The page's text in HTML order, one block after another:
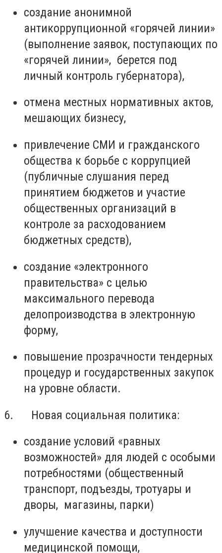
создание анонимной
антикоррупционной «горячей линии»
(выполнение заявок, поступающих по
«горячей линии», берется под
личный контроль губернатора),
отмена местных нормативных актов,
мешающих бизнесу,
привлечение СМИ и гражданского
общества к борьбе с коррупцией
(публичные слушания перед
принятием бюджетов и участие
общественных организаций в
контроле за расходованием
бюджетных средств),
создание «электронного
правительства» с целью
максимального перевода
делопроизводства в электронную
форму,
повышение прозрачности тендерных
процедур и государственных закупок
на уровне области.
6. Новая социальная политика:
создание условий «равных
возможностей» для людей с особыми
потребностями (общественный
транспорт, подъезды, тротуары и
дворы, магазины, парки)
улучшение качества и доступности
медицинской помощи,